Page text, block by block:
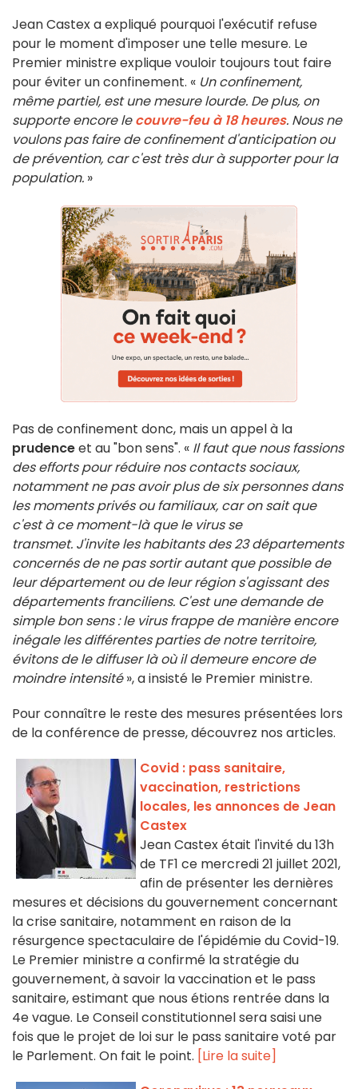
Jean Castex a expliqué pourquoi l'exécutif refuse
pour le moment d'imposer une telle mesure. Le
Premier ministre explique vouloir toujours tout faire
pour éviter un confinement. « Un confinement,
même partiel, est une mesure lourde. De plus, on
supporte encore lecouvre-feu à 18 heures. Nous ne
voulons pas faire de confinement d'anticipation ou
de prévention, car c'est très dur à supporter pour la
population. »
Pas de confinement donc, mais un appel à la
prudenceet au "bon sens". « Il faut que nous fassions
des efforts pour réduire nos contacts sociaux,
notamment ne pas avoir plus de six personnes dans
les moments privés ou familiaux, car on sait que
c'est à ce moment-là que le virus se
transmet. J'invite les habitants des 23 départements
concernés de ne pas sortir autant que possible de
leur département ou de leur région s'agissant des
départements franciliens. C'est une demande de
simple bon sens : le virus frappe de manière encore
inégale les différentes parties de notre territoire,
évitons de le diffuser là où il demeure encore de
moindre intensité», a insisté le Premier ministre.
Pour connaître le reste des mesures présentées lors
de la conférence de presse, découvrez nos articles.
Covid : pass sanitaire,
vaccination, restrictions
locales, les annonces de Jean
Castex
Jean Castex était l'invité du 13h
de TF1 ce mercredi 21 juillet 2021,
afin de présenter les dernières
mesures et décisions du gouvernement concernant
la crise sanitaire, notamment en raison de la
résurgence spectaculaire de l'épidémie du Covid-19.
Le Premier ministre a confirmé la stratégie du
gouvernement, à savoir la vaccination et le pass
sanitaire, estimant que nous étions rentrée dans la
4e vague. Le Conseil constitutionnel sera saisi une
fois que le projet de loi sur le pass sanitaire voté par
le Parlement. On fait le point. [Lire la suite]